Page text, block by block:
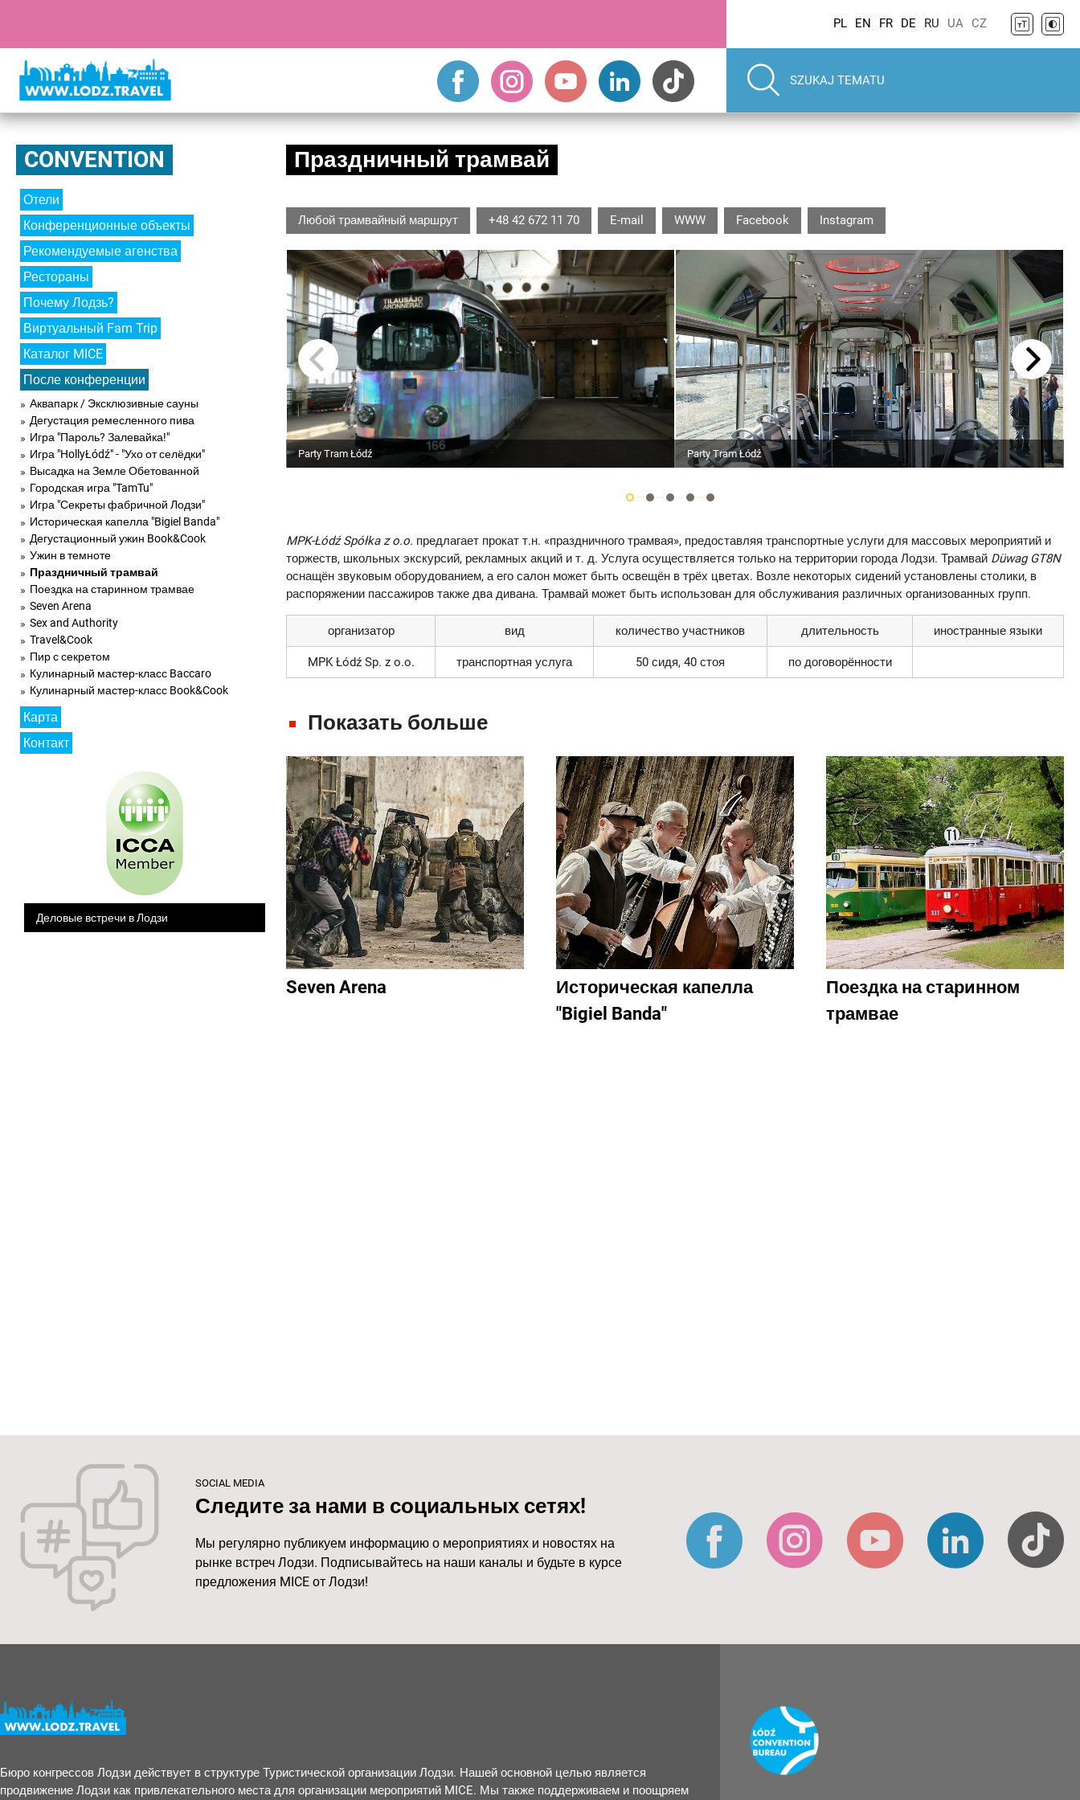
PL EN FR DE RU UA CZ
CONVENTION
Отели
Конференционные объекты
Рекомендуемые агенства
Рестораны
Почему Лодзь?
Виртуальный Fam Trip
Каталог MICE
После конференции
Аквапарк / Эксклюзивные сауны
Дегустация ремесленного пива
Игра "Пароль? Залевайка!"
Игра "HollyŁódź" - "Ухо от селёдки"
Высадка на Земле Обетованной
Городская игра "TamTu"
Игра "Секреты фабричной Лодзи"
Историческая капелла "Bigiel Banda"
Дегустационный ужин Book&Cook
Ужин в темноте
Праздничный трамвай
Поездка на старинном трамвае
Seven Arena
Sex and Authority
Travel&Cook
Пир с секретом
Кулинарный мастер-класс Baccaro
Кулинарный мастер-класс Book&Cook
Карта
Контакт
Деловые встречи в Лодзи
Праздничный трамвай
Любой трамвайный маршрут +48 42 672 11 70 E-mail WWW Facebook Instagram
Party Tram Łódź Party Tram Łódź
MPK-Łódź Spółka z o.o. предлагает прокат т.н. «праздничного трамвая», предоставляя транспортные услуги для массовых мероприятий и
торжеств, школьных экскурсий, рекламных акций и т. д. Услуга осуществляется только на территории города Лодзи. Трамвай Düwag GT8N
оснащён звуковым оборудованием, а его салон может быть освещён в трёх цветах. Возле некоторых сидений установлены столики, в
распоряжении пассажиров также два дивана. Трамвай может быть использован для обслуживания различных организованных групп.
организатор вид количество участников длительность иностранные языки
MPK Łódź Sp. z o.o. транспортная услуга 50 сидя, 40 стоя по договорённости
Показать больше
Seven Arena
Историческая капелла
"Bigiel Banda"
Поездка на старинном
трамвае
SOCIAL MEDIA
Следите за нами в социальных сетях!
Мы регулярно публикуем информацию о мероприятиях и новостях на
рынке встреч Лодзи. Подписывайтесь на наши каналы и будьте в курсе
предложения MICE от Лодзи!
Бюро конгрессов Лодзи действует в структуре Туристической организации Лодзи. Нашей основной целью является
продвижение Лодзи как привлекательного места для организации мероприятий MICE. Мы также поддерживаем и поощряем